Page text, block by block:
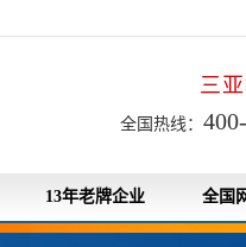
三
全国热线：
13年老牌企业 全国